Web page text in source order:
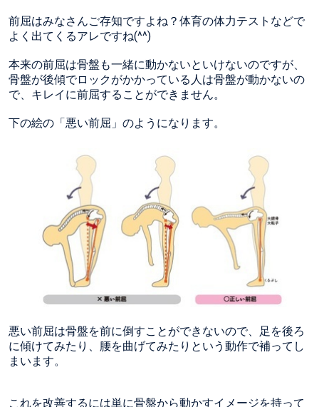
前屈はみなさんご存知ですよね？体育の体力テストなどで
よく出てくるアレですね(^^)
本来の前屈は骨盤も一緒に動かないといけないのですが、
骨盤が後傾でロックがかかっている人は骨盤が動かないの
で、キレイに前屈することができません。
下の絵の「悪い前屈」のようになります。
悪い前屈は骨盤を前に倒すことができないので、足を後ろ
に傾けてみたり、腰を曲げてみたりという動作で補ってし
まいます。
これを改善するには単に骨盤から動かすイメージを持って